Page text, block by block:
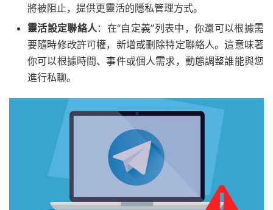
將被阻止，提供更靈活的隱私管理方式。
靈活設定聯絡人：在“自定義”列表中，你還可以根據需
要隨時修改許可權，新增或刪除特定聯絡人。這意味著
你可以根據時間、事件或個人需求，動態調整誰能與您
進行私聊。